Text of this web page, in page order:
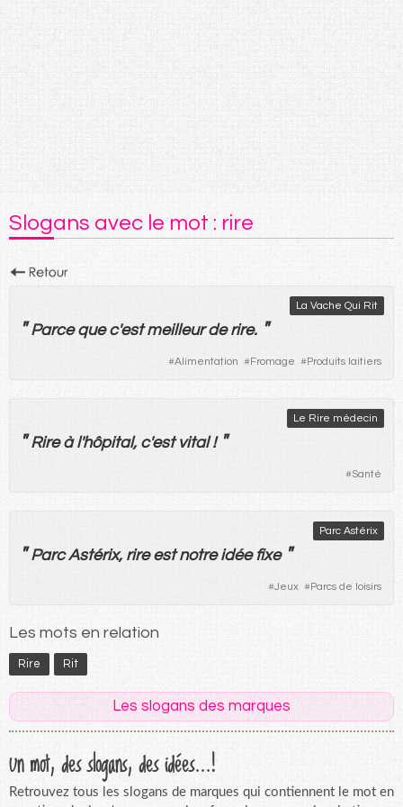
Slogans avec le mot : rire
La Vache Qui Rit
" Parce quec'est meilleur de rire. "
#Alimentation #Fromage #Produits laitiers
Le Rire médecin
" Rire àl'hôpital, c'est vital! "
#Santé
Parc Astérix
"Parc Astérix, rire est notre idée fixe "
#Jeux #Parcs de loisirs
Les mots en relation
Rire Rit
Les slogans des marques
Un mot, des slogans, des idées...!
Retrouvez tous les slogans de marques qui contiennent le mot en